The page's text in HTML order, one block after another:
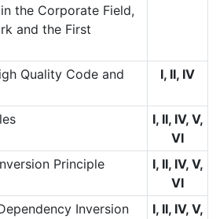
the Corporate Field,
and the First
Quality Code and
I, II, IV
I, II, IV, V,
VI
Principle
I, II, IV, V,
VI
Inversion
I, II, IV, V,